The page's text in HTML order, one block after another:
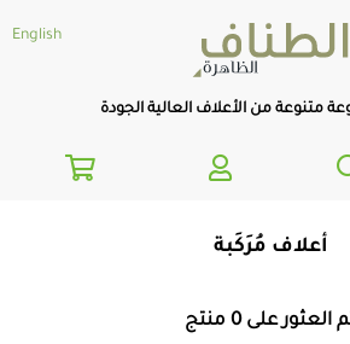
متنوعة من الأعلاف العالية الجودة
English
أعلاف مُرَكَبة
العثور على 0 منتج